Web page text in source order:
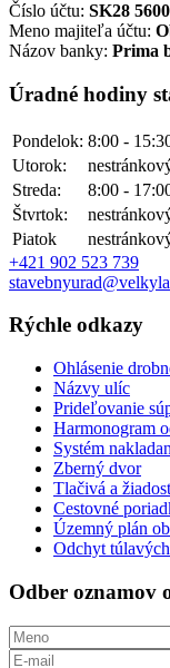
Číslo účtu: SK28
Meno majiteľa účtu:
Názov banky: Prima
Úradné hodiny
Pondelok: 8:00 -
Utorok:
Streda:
8:00 -
Štvrtok:
Piatok
+421 902 523 739
Rýchle odkazy
Ohlásenie
Názvy ulíc
Prideľovanie
Harmonogram
Systém
Zberný dvor
Tlačivá a
Cestovné
Územný plán
Odchyt
Odber oznamov